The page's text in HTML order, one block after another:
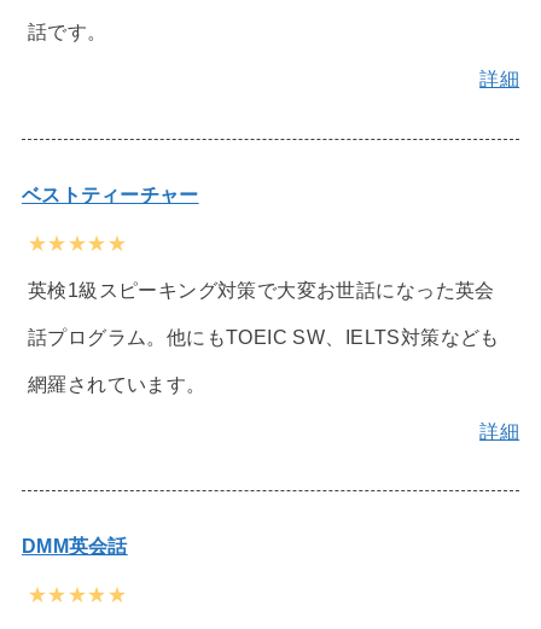
話です。
詳細
ベストティーチャー
★★★★★
英検1級スピーキング対策で大変お世話になった英会
話プログラム。他にもTOEIC SW、IELTS対策なども
網羅されています。
詳細
DMM英会話
★★★★★